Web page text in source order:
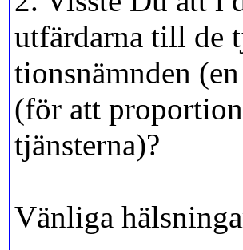
utfärdarna till de
tionsnämnden
(för att
tjänsterna)?
Vänliga